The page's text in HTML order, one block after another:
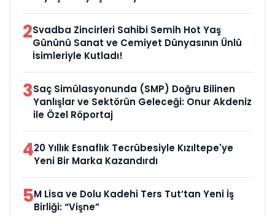
2Svadba Zincirleri Sahibi Semih Hot Yaş
Gününü Sanat ve Cemiyet Dünyasının Ünlü
İsimleriyle Kutladı!
3Saç Simülasyonunda (SMP) Doğru Bilinen
Yanlışlar ve Sektörün Geleceği: Onur Akdeniz
ile Özel Röportaj
420 Yıllık Esnaflık Tecrübesiyle Kızıltepe'ye
Yeni Bir Marka Kazandırdı
5M Lisa ve Dolu Kadehi Ters Tut’tan Yeni İş
Birliği: “Vişne”